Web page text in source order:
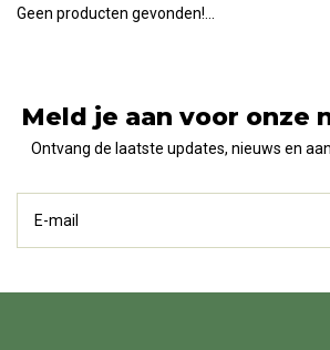
Geen producten gevonden!...
Meld je aan voor onze
Ontvang de laatste updates, nieuws en